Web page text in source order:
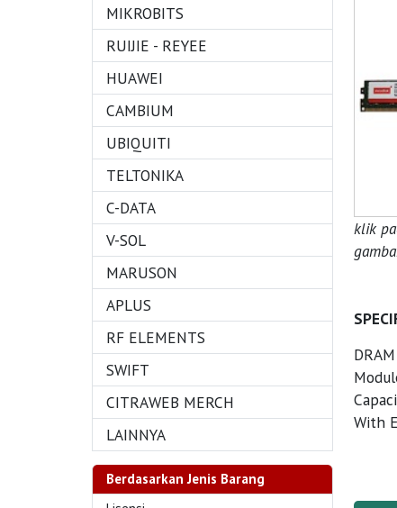
MIKROBITS
RUIJIE - REYEE
HUAWEI
CAMBIUM
UBIQUITI
TELTONIKA
C-DATA
V-SOL
MARUSON
APLUS
RF ELEMENTS
SWIFT
CITRAWEB MERCH
LAINNYA
Berdasarkan Jenis Barang
klik
With